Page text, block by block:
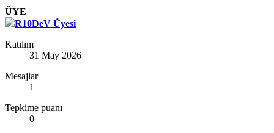
ÜYE
R10DeV Üyesi
Katılım
31 May 2026
Mesajlar
1
Tepkime puanı
0